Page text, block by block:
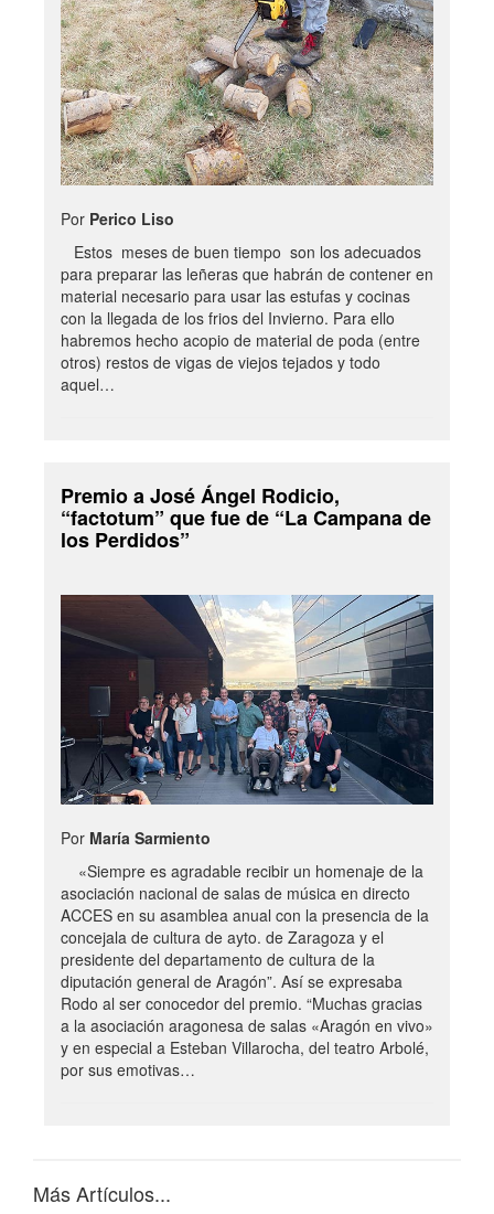
Por Perico Liso
Estos meses de buen tiempo son los adecuados
para preparar las leñeras que habrán de contener en
material necesario para usar las estufas y cocinas
con la llegada de los frios del Invierno. Para ello
habremos hecho acopio de material de poda (entre
otros) restos de vigas de viejos tejados y todo
aquel…
Premio a José Ángel Rodicio,
“factotum” que fue de “La Campana de
los Perdidos”
Por María Sarmiento
«Siempre es agradable recibir un homenaje de la
asociación nacional de salas de música en directo
ACCES en su asamblea anual con la presencia de la
concejala de cultura de ayto. de Zaragoza y el
presidente del departamento de cultura de la
diputación general de Aragón”. Así se expresaba
Rodo al ser conocedor del premio. “Muchas gracias
a la asociación aragonesa de salas «Aragón en vivo»
y en especial a Esteban Villarocha, del teatro Arbolé,
por sus emotivas…
Más Artículos...